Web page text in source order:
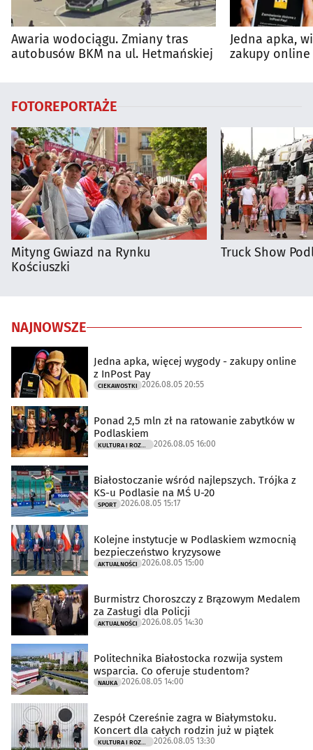
Awaria wodociągu. Zmiany tras
autobusów BKM na ul. Hetmańskiej
Jedna apka,
zakupy online
FOTOREPORTAŻE
Mityng Gwiazd na Rynku
Kościuszki
Truck Show
NAJNOWSZE
Jedna apka, więcej wygody - zakupy online
z InPost Pay
CIEKAWOSTKI 2026.08.05 20:55
Ponad 2,5 mln zł na ratowanie zabytków w
Podlaskiem
2026.08.05 16:00
Białostoczanie wśród najlepszych. Trójka z
KS-u Podlasie na MŚ U-20
SPORT 2026.08.05 15:17
Kolejne instytucje w Podlaskiem wzmocnią
bezpieczeństwo kryzysowe
AKTUALNOŚCI 2026.08.05 15:00
Burmistrz Choroszczy z Brązowym Medalem
za Zasługi dla Policji
AKTUALNOŚCI 2026.08.05 14:30
Politechnika Białostocka rozwija system
wsparcia. Co oferuje studentom?
NAUKA 2026.08.05 14:00
Zespół Czereśnie zagra w Białymstoku.
Koncert dla całych rodzin już w piątek
2026.08.05 13:30